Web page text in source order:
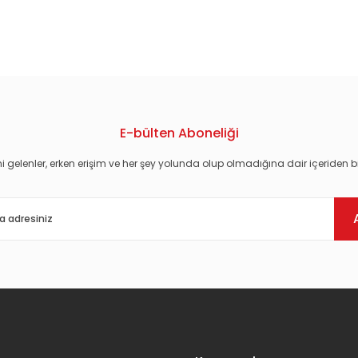
E-bülten Aboneliği
gelenler, erken erişim ve her şey yolunda olup olmadığına dair içeriden